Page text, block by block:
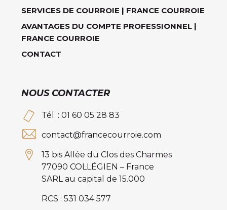
SERVICES DE COURROIE | FRANCE COURROIE
AVANTAGES DU COMPTE PROFESSIONNEL |
FRANCE COURROIE
CONTACT
NOUS CONTACTER
Tél. : 01 60 05 28 83
contact@francecourroie.com
13 bis Allée du Clos des Charmes
77090 COLLÉGIEN – France
SARL au capital de 15.000
RCS : 531 034 577